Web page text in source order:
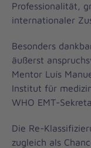
Professionalität,
internationaler
Besonders
äußerst
Mentor Luís
Institut für
WHO EMT-
Die Re-
zugleich als